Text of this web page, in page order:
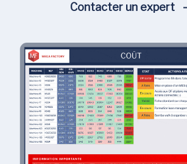
Contacter un expert